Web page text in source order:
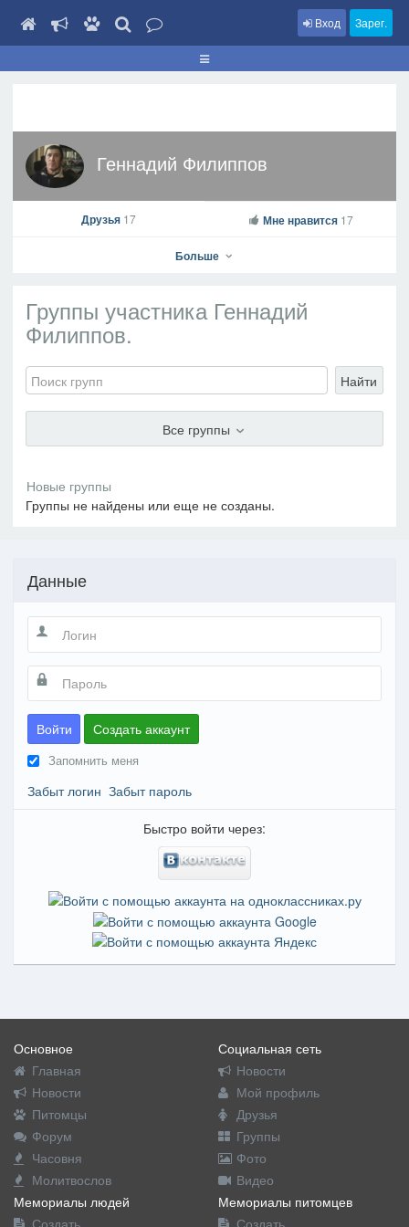
Вход Зарег.
Геннадий Филиппов
На профиль
Друзья 17 Мне нравится 17
Больше
Группы участника Геннадий
Филиппов.
Найти
Все группы
Группы не найдены или еще не созданы.
Данные
Войти Создать аккаунт
Запомнить меня
Забыт логин Забыт пароль
Быстро войти через:
Основное
Главная
Новости
Питомцы
Форум
Часовня
Молитвослов
Социальная сеть
Новости
Мой профиль
Друзья
Группы
Фото
Видео
Мемориалы людей
Мемориалы питомцев